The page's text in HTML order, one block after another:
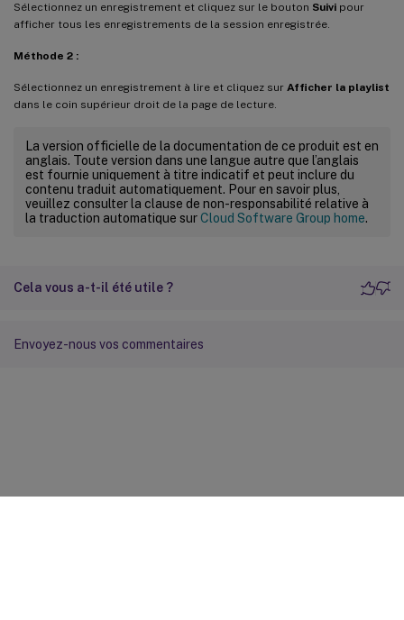
Sélectionnez un enregistrement et cliquez sur le bouton Suivi pour
afficher tous les enregistrements de la session enregistrée.
Méthode 2 :
Sélectionnez un enregistrement à lire et cliquez sur Afficher la playlist
dans le coin supérieur droit de la page de lecture.
La version officielle de la documentation de ce produit est en
anglais. Toute version dans une langue autre que l’anglais
est fournie uniquement à titre indicatif et peut inclure du
contenu traduit automatiquement. Pour en savoir plus,
veuillez consulter la clause de non-responsabilité relative à
la traduction automatique surCloud Software Group home.
Cela vous a-t-il été utile ?
Envoyez-nous vos commentaires